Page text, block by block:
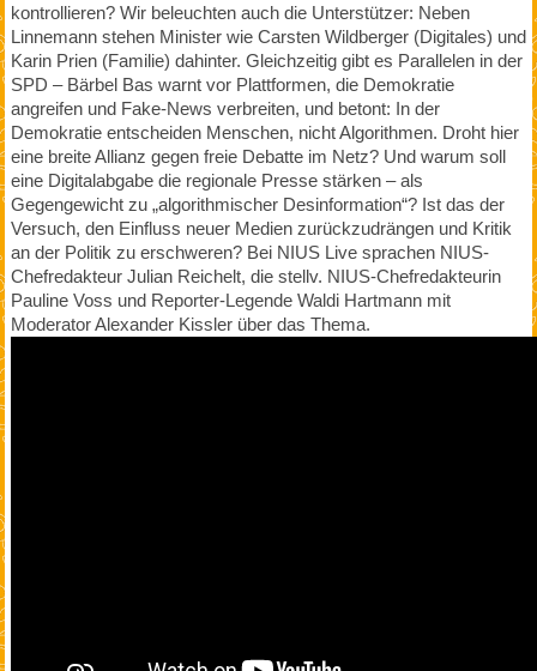
kontrollieren? Wir beleuchten auch die Unterstützer: Neben
Linnemann stehen Minister wie Carsten Wildberger (Digitales) und
Karin Prien (Familie) dahinter. Gleichzeitig gibt es Parallelen in der
SPD – Bärbel Bas warnt vor Plattformen, die Demokratie
angreifen und Fake-News verbreiten, und betont: In der
Demokratie entscheiden Menschen, nicht Algorithmen. Droht hier
eine breite Allianz gegen freie Debatte im Netz? Und warum soll
eine Digitalabgabe die regionale Presse stärken – als
Gegengewicht zu „algorithmischer Desinformation“? Ist das der
Versuch, den Einfluss neuer Medien zurückzudrängen und Kritik
an der Politik zu erschweren? Bei NIUS Live sprachen NIUS-
Chefredakteur Julian Reichelt, die stellv. NIUS-Chefredakteurin
Pauline Voss und Reporter-Legende Waldi Hartmann mit
Moderator Alexander Kissler über das Thema.